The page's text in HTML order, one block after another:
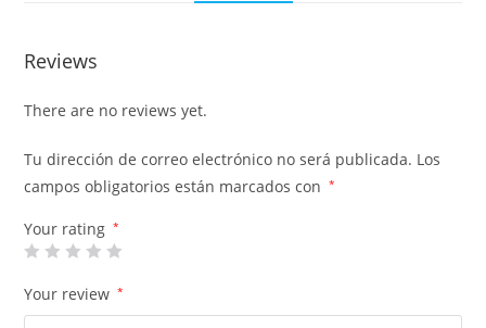
Reviews
There are no reviews yet.
Tu dirección de correo electrónico no será publicada. Los
campos obligatorios están marcados con
*
Your rating *
Your review *